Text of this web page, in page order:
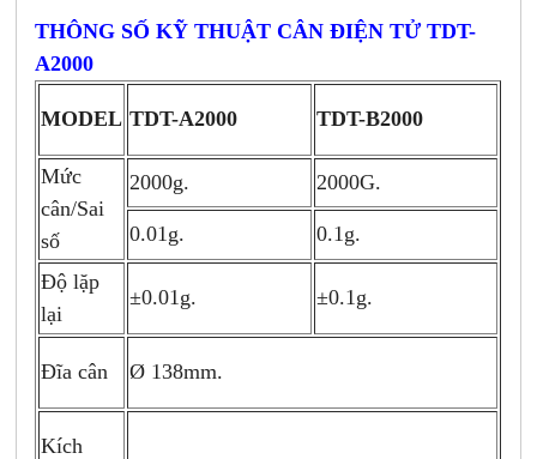
THÔNG SỐ KỸ THUẬT CÂN ĐIỆN TỬ TDT-
A2000
MODEL TDT-A2000 TDT-B2000
Mức
cân/Sai
số
2000g. 2000G.
0.01g.
0.1g.
Độ lặp
lại
±0.01g. ±0.1g.
Đĩa cân Ø 138mm.
Kích